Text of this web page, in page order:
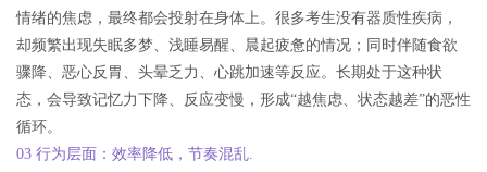
情绪的焦虑，最终都会投射在身体上。很多考生没有器质性疾病，
却频繁出现失眠多梦、浅睡易醒、晨起疲惫的情况；同时伴随食欲
骤降、恶心反胃、头晕乏力、心跳加速等反应。长期处于这种状
态，会导致记忆力下降、反应变慢，形成“越焦虑、状态越差”的恶性
循环。
03 行为层面：效率降低，节奏混乱.